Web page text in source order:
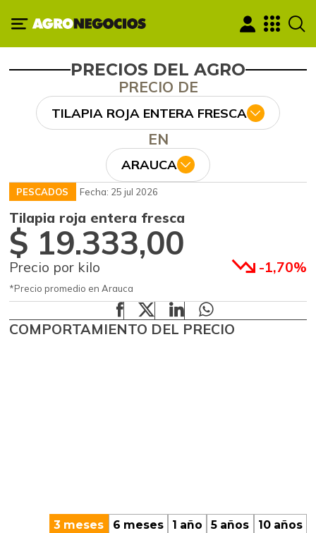
PRECIOS DEL AGRO
PRECIO DE
TILAPIA ROJA ENTERA FRESCA
EN
ARAUCA
PESCADOS Fecha: 25 jul 2026
Tilapia roja entera fresca
$ 19.333,00
Precio por kilo -1,70%
*Precio promedio en Arauca
COMPORTAMIENTO DEL PRECIO
3 meses 6 meses 1 año 5 años 10 años